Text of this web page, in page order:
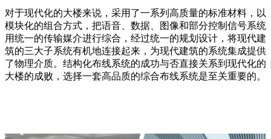
对于现代化的大楼来说，采用了一系列高质量的标准材料，以
模块化的组合方式，把语音、数据、图像和部分控制信号系统
用统一的传输媒介进行综合，经过统一的规划设计，将现代建
筑的三大子系统有机地连接起来，为现代建筑的系统集成提供
了物理介质。结构化布线系统的成功与否直接关系到现代化的
大楼的成败，选择一套高品质的综合布线系统是至关重要的。